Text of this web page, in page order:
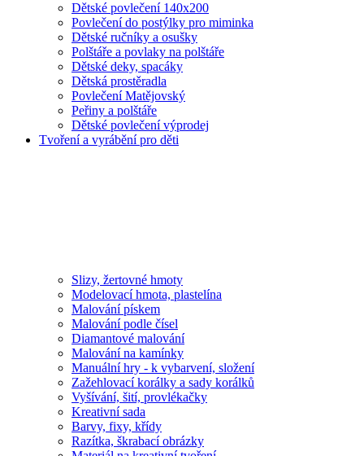
Dětské povlečení 140x200
Povlečení do postýlky pro miminka
Dětské ručníky a osušky
Polštáře a povlaky na polštáře
Dětské deky, spacáky
Dětská prostěradla
Povlečení Matějovský
Peřiny a polštáře
Dětské povlečení výprodej
Tvoření a vyrábění pro děti
Slizy, žertovné hmoty
Modelovací hmota, plastelína
Malování pískem
Malování podle čísel
Diamantové malování
Malování na kamínky
Manuální hry - k vybarvení, složení
Zažehlovací korálky a sady korálků
Vyšívání, šití, provlékačky
Kreativní sada
Barvy, fixy, křídy
Razítka, škrabací obrázky